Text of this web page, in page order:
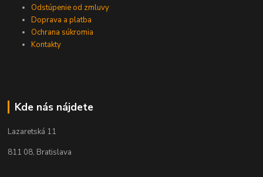
Odstúpenie od zmluvy
Doprava a platba
Ochrana súkromia
Kontakty
Kde nás nájdete
Lazaretská 11
811 08, Bratislava